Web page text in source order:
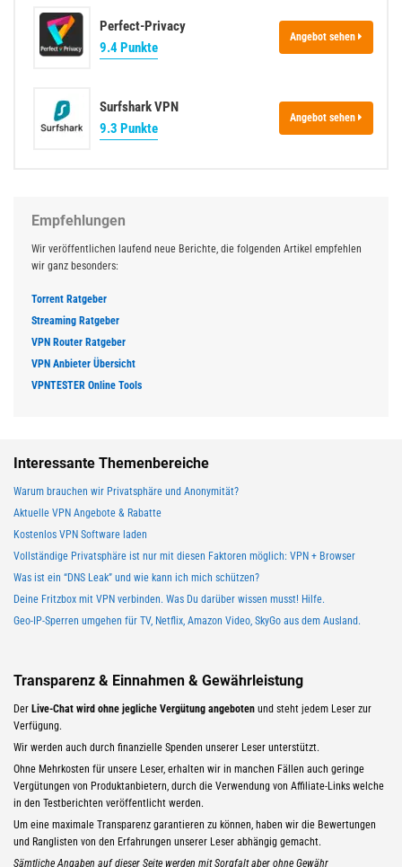
Perfect-Privacy
9.4 Punkte
Angebot sehen
Surfshark VPN
9.3 Punkte
Angebot sehen
Empfehlungen
Wir veröffentlichen laufend neue Berichte, die folgenden Artikel empfehlen
wir ganz besonders:
Torrent Ratgeber
Streaming Ratgeber
VPN Router Ratgeber
VPN Anbieter Übersicht
VPNTESTER Online Tools
Interessante Themenbereiche
Warum brauchen wir Privatsphäre und Anonymität?
Aktuelle VPN Angebote & Rabatte
Kostenlos VPN Software laden
Vollständige Privatsphäre ist nur mit diesen Faktoren möglich: VPN + Browser
Was ist ein “DNS Leak” und wie kann ich mich schützen?
Deine Fritzbox mit VPN verbinden. Was Du darüber wissen musst! Hilfe.
Geo-IP-Sperren umgehen für TV, Netflix, Amazon Video, SkyGo aus dem Ausland.
Transparenz & Einnahmen & Gewährleistung
Der Live-Chat wird ohne jegliche Vergütung angeboten und steht jedem Leser zur
Verfügung.
Wir werden auch durch finanzielle Spenden unserer Leser unterstützt.
Ohne Mehrkosten für unsere Leser, erhalten wir in manchen Fällen auch geringe
Vergütungen von Produktanbietern, durch die Verwendung von Affiliate-Links welche
in den Testberichten veröffentlicht werden.
Um eine maximale Transparenz garantieren zu können, haben wir die Bewertungen
und Ranglisten von den Erfahrungen unserer Leser abhängig gemacht.
Sämtliche Angaben auf dieser Seite werden mit Sorgfalt aber ohne Gewähr